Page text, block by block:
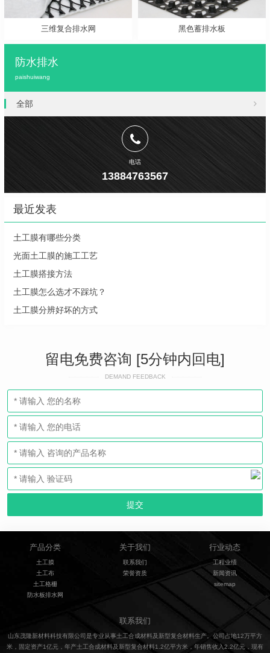
三维复合排水网 黑色蓄排水板
防水排水
paishuiwang
全部
电话
13884763567
最近发表
土工膜有哪些分类
光面土工膜的施工工艺
土工膜搭接方法
土工膜怎么选才不踩坑？
土工膜分辨好坏的方式
留电免费咨询 [5分钟内回电]
DEMAND FEEDBACK
产品分类
土工膜
土工布
土工格栅
防水板排水网
关于我们
联系我们
荣誉资质
行业动态
工程业绩
新闻资讯
sitemap
联系我们
山东茂隆新材料科技有限公司是专业从事土工合成材料及新型复合材料生产。公司占地12万平方
米，固定资产1亿元，年产土工合成材料及新型复合材料1.2亿平方米，年销售收入2.2亿元，现有